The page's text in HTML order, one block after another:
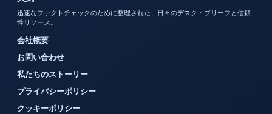
迅速なファクトチェックのために整理された、日々のデスク・ブリーフと信頼
性リソース。
会社概要
お問い合わせ
私たちのストーリー
プライバシーポリシー
クッキーポリシー